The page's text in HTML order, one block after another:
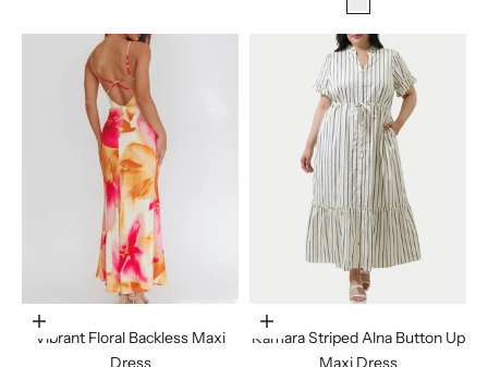
Ivory
Elige opciones
Vibrant Floral Backless Maxi
Dress
Elige opciones
Kamara Striped Alna Button Up
Maxi Dress